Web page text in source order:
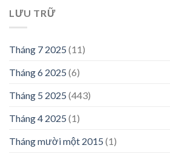
LƯU TRỮ
Tháng 7 2025 (11)
Tháng 6 2025 (6)
Tháng 5 2025 (443)
Tháng 4 2025 (1)
Tháng mười một 2015 (1)